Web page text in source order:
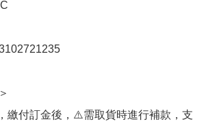
繳付訂金後，⚠️需取貨時進行補款，支